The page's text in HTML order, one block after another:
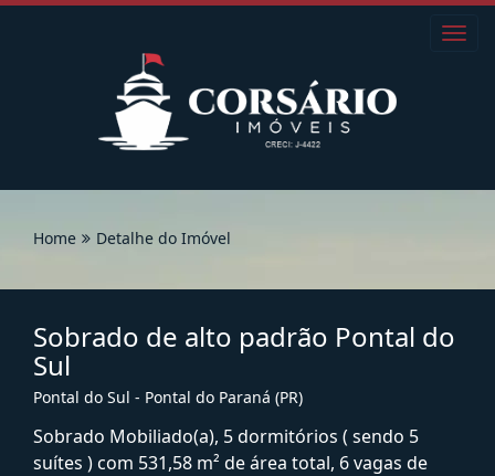
Home Detalhe do Imóvel
Sobrado de alto padrão Pontal do
Sul
Pontal do Sul - Pontal do Paraná (PR)
Sobrado Mobiliado(a), 5 dormitórios ( sendo 5
suítes ) com 531,58 m² de área total, 6 vagas de